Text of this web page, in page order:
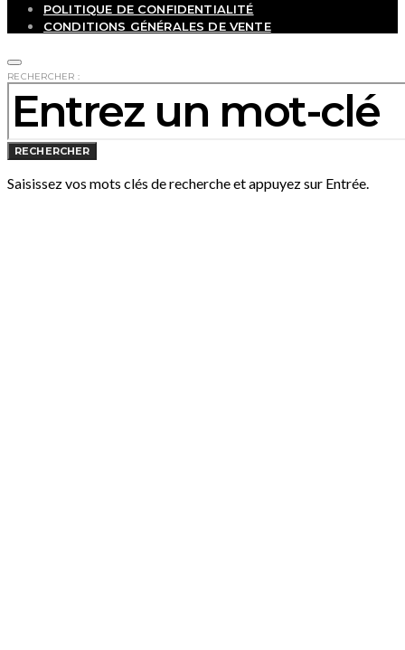
POLITIQUE DE CONFIDENTIALITÉ
CONDITIONS GÉNÉRALES DE VENTE
RECHERCHER :
RECHERCHER
Saisissez vos mots clés de recherche et appuyez sur Entrée.